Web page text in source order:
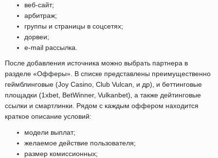
веб-сайт;
арбитраж;
группы и страницы в соцсетях;
дорвеи;
e-mail рассылка.
После добавления источника можно выбрать партнера в
разделе «Офферы». В списке представлены преимущественно
геймблинговые (Joy Casino, Club Vulcan, и др), и беттинговые
площадки (1xbet, BetWinner, Vulkanbet), а также дейтинговые
ссылки и смартлинки. Рядом с каждым оффером находится
краткое описание условий:
модели выплат;
желаемое действие пользователя;
размер комиссионных;